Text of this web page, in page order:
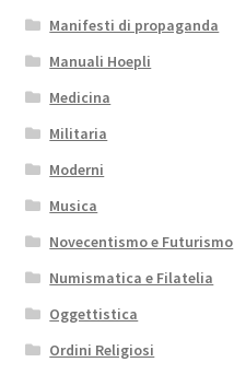
Manifesti di propaganda
Manuali Hoepli
Medicina
Militaria
Moderni
Musica
Novecentismo e Futurismo
Numismatica e Filatelia
Oggettistica
Ordini Religiosi